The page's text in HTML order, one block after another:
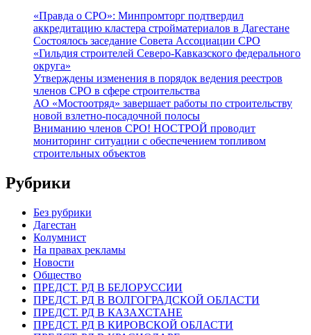
«Правда о СРО»: Минпромторг подтвердил
аккредитацию кластера стройматериалов в Дагестане
Состоялось заседание Совета Ассоциации СРО
«Гильдия строителей Северо-Кавказского федерального
округа»
Утверждены изменения в порядок ведения реестров
членов СРО в сфере строительства
АО «Мостоотряд» завершает работы по строительству
новой взлетно-посадочной полосы
Вниманию членов СРО! НОСТРОЙ проводит
мониторинг ситуации с обеспечением топливом
строительных объектов
Рубрики
Без рубрики
Дагестан
Колумнист
На правах рекламы
Новости
Общество
ПРЕДСТ. РД В БЕЛОРУССИИ
ПРЕДСТ. РД В ВОЛГОГРАДСКОЙ ОБЛАСТИ
ПРЕДСТ. РД В КАЗАХСТАНЕ
ПРЕДСТ. РД В КИРОВСКОЙ ОБЛАСТИ